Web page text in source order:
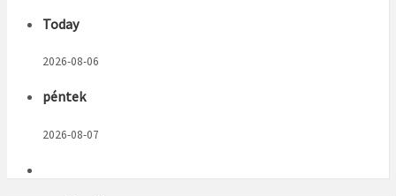
Today
2026-08-06
péntek
2026-08-07